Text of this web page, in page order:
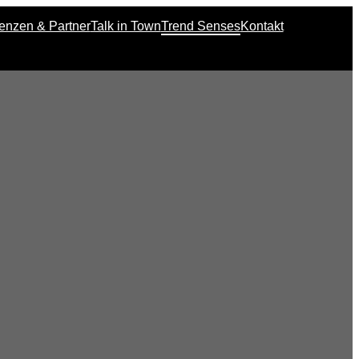
& PartnerTalk in TownTrend SensesKontakt